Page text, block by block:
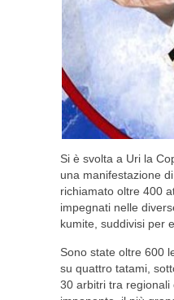
Si è svolta a Uri la
una manifestazione
richiamato oltre 400
impegnati nelle
kumite, suddivisi per
Sono state oltre 600
su quattro tatami,
30 arbitri tra regionali